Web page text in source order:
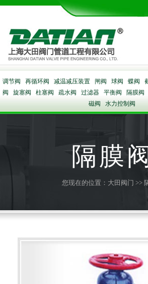
调节阀 再循环阀 减温减压装置 闸阀 球阀 蝶阀
阀
旋塞阀 柱塞阀 疏水阀 过滤器 平衡阀 隔膜阀
磁阀
水力控制阀
隔膜阀
您现在的位置： 大田阀门 >>